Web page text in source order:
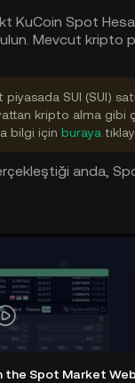
KuCoin Spot
Mevcut kripto
piyasada SUI (SUI)
kripto alma gibi
bilgi için buraya
anda,
the Spot Market Web